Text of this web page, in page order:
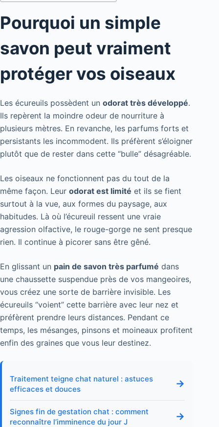
Pourquoi un simple
savon peut vraiment
protéger vos oiseaux
Les écureuils possèdent un odorat très développé.
Ils repèrent la moindre odeur de nourriture à
plusieurs mètres. En revanche, les parfums forts et
persistants les incommodent. Ils préfèrent s’éloigner
plutôt que de rester dans cette “bulle” désagréable.
Les oiseaux ne fonctionnent pas du tout de la
même façon. Leur odorat est limité et ils se fient
surtout à la vue, aux formes du paysage, aux
habitudes. Là où l’écureuil ressent une vraie
agression olfactive, le rouge-gorge ne sent presque
rien. Il continue à picorer sans être gêné.
En glissant un pain de savon très parfumé dans
une chaussette suspendue près de vos mangeoires,
vous créez une sorte de barrière invisible. Les
écureuils “voient” cette barrière avec leur nez et
préfèrent prendre leurs distances. Pendant ce
temps, les mésanges, pinsons et moineaux profitent
enfin des graines que vous leur destinez.
Traitement teigne chat naturel : astuces
efficaces et douces
→
Signes fin de gestation chat : comment
reconnaître l’imminence du jour J
→